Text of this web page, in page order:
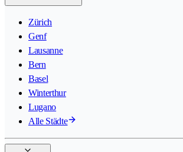
Zürich
Genf
Lausanne
Bern
Basel
Winterthur
Lugano
Alle Städte